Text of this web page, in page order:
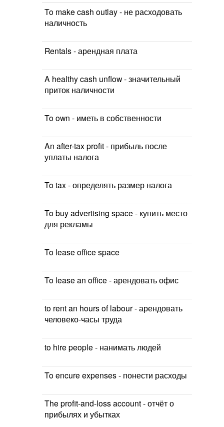
To make cash outlay - не расходовать
наличность
Rentals - арендная плата
A healthy cash unflow - значительный
приток наличности
To own - иметь в собственности
An after-tax profit - прибыль после
уплаты налога
To tax - определять размер налога
To buy advertising space - купить место
для рекламы
To lease office space
To lease an office - арендовать офис
to rent an hours of labour - арендовать
человеко-часы труда
to hire people - нанимать людей
To encure expenses - понести расходы
The profit-and-loss account - отчёт о
прибылях и убытках